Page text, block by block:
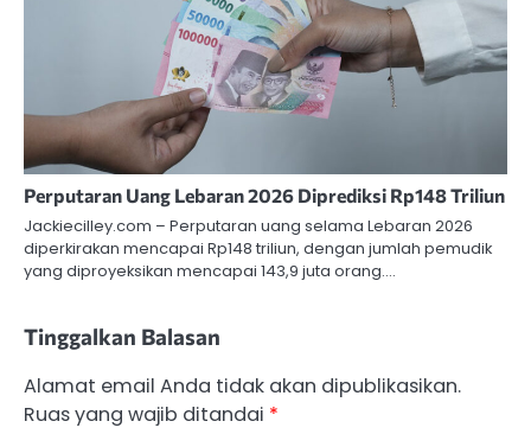
Perputaran Uang Lebaran 2026 Diprediksi Rp148 Triliun
Jackiecilley.com – Perputaran uang selama Lebaran 2026
diperkirakan mencapai Rp148 triliun, dengan jumlah pemudik
yang diproyeksikan mencapai 143,9 juta orang.…
Tinggalkan Balasan
Alamat email Anda tidak akan dipublikasikan.
Ruas yang wajib ditandai *